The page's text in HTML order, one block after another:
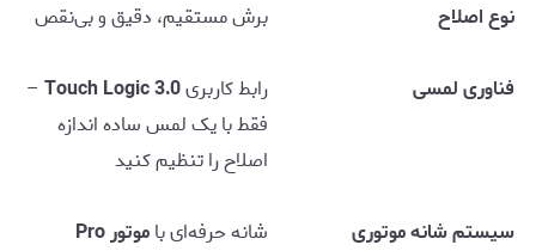
نوع اصلاح برش مستقیم، دقیق و بی‌نقص
فناوری لمسی رابط کاربریTouch Logic 3.0
–
فقط با یک لمس ساده اندازه
اصلاح را تنظیم کنید
سیستم شانه موتوری شانه حرفه‌ای با
موتور Pro